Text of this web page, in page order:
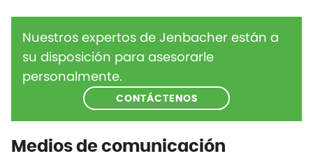
Nuestros expertos de Jenbacher están a
su disposición para asesorarle
personalmente.
CONTÁCTENOS
Medios de comunicación